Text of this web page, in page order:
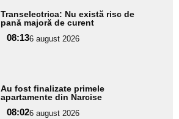
Transelectrica: Nu există risc de
pană majoră de curent
08:136 august 2026
Au fost finalizate primele
apartamente din Narcise
08:026 august 2026